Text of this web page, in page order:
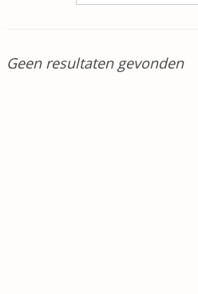
Geen resultaten gevonden